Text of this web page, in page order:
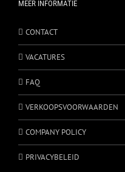
MEER INFORMATIE
CONTACT
VACATURES
FAQ
VERKOOPSVOORWAARDEN
COMPANY POLICY
PRIVACYBELEID